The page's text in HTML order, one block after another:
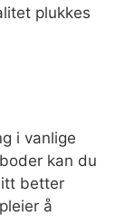
plukkes
i vanlige
kan du
better
å